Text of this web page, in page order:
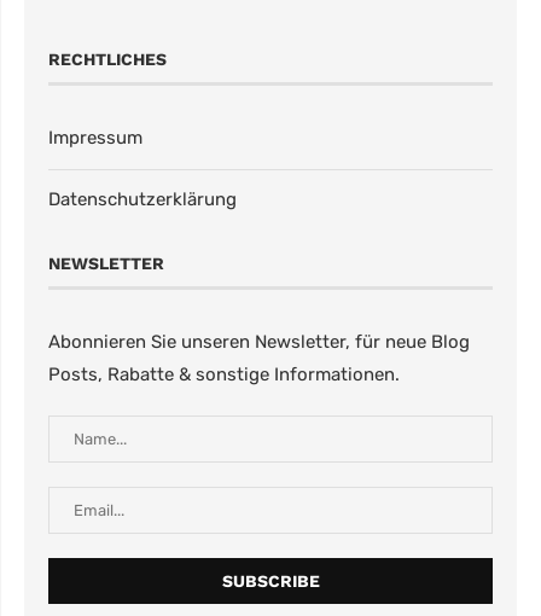
RECHTLICHES
Impressum
Datenschutzerklärung
NEWSLETTER
Abonnieren Sie unseren Newsletter, für neue Blog
Posts, Rabatte & sonstige Informationen.